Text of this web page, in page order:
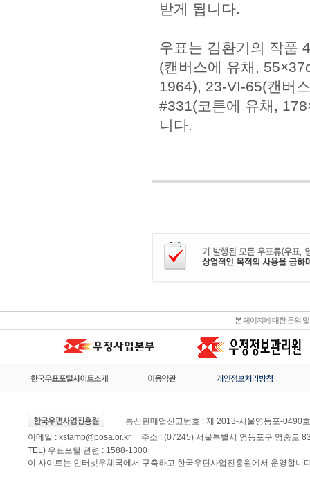
받게 됩니다.
우표는 김환기의 작품
(캔버스에 유채,
1964), 23-VI-65(캔버
#331(코튼에 유채,
니다.
본 페이지에 대한 문의
통신판매업신고번호 : 제 2013-서울영등포-0490호
이메일 : kstamp@posa.or.kr
주소 : (07245) 서울특별시 영등포구 영중로
TEL) 우표포털 관련 : 1588-1300
이 사이트는 인터넷우체국에서 구축하고 한국우편사업진흥원에서 운영합니